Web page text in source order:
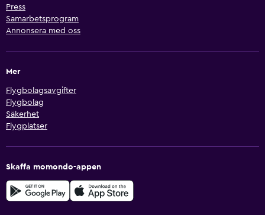
Press
Samarbetsprogram
Annonsera med oss
Mer
Flygbolagsavgifter
Flygbolag
Säkerhet
Flygplatser
Skaffa momondo-appen